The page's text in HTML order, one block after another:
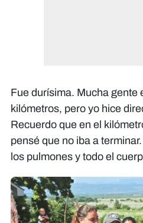
Fue durísima. Mucha gente
kilómetros, pero yo hice
Recuerdo que en el
pensé que no iba a
los pulmones y todo el